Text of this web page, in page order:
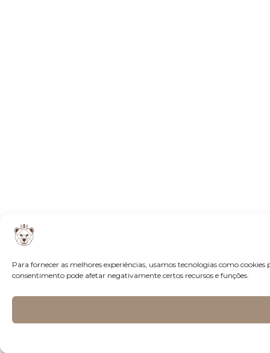
Para fornecer as melhores experiências, usamos tecnologias como
consentimento pode afetar negativamente certos recursos e funções.